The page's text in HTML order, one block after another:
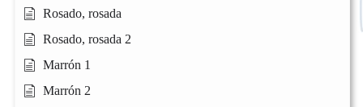
Rosado, rosada
Rosado, rosada 2
Marrón 1
Marrón 2